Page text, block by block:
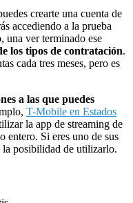
crearte una cuenta de
accediendo a la prueba
una ver terminado ese
los tipos de contratación.
cada tres meses, pero es
a las que puedes
T-Mobile en Estados
la app de streaming de
entero. Si eres uno de sus
la posibilidad de utilizarlo.